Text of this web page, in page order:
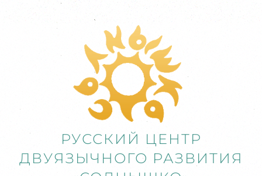
РУССКИЙ ЦЕНТР
ДВУЯЗЫЧНОГО РАЗВИТИЯ